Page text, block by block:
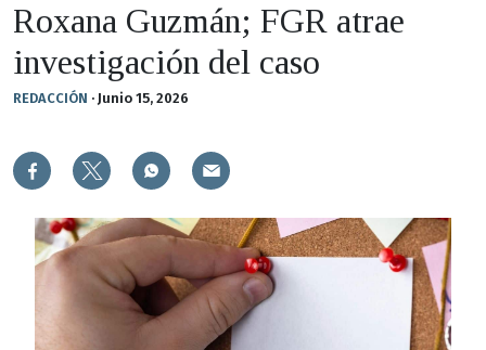
Roxana Guzmán; FGR atrae
investigación del caso
REDACCIÓN · Junio 15, 2026